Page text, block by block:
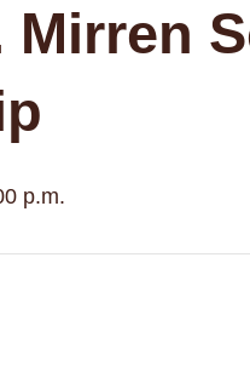
Mirren
p.m.